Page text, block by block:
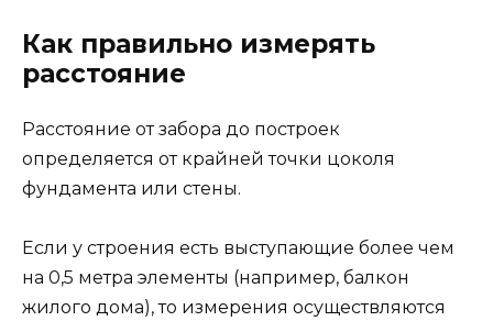
Как правильно измерять
расстояние
Расстояние от забора до построек
определяется от крайней точки цоколя
фундамента или стены.
Если у строения есть выступающие более чем
на 0,5 метра элементы (например, балкон
жилого дома), то измерения осуществляются